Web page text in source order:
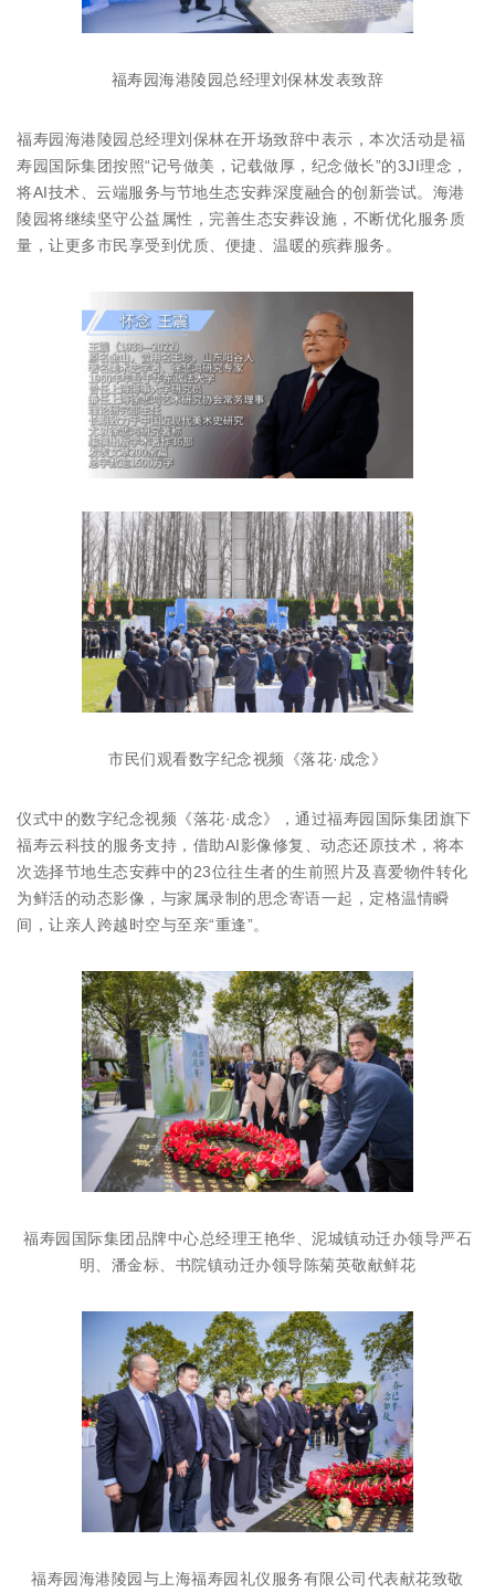
福寿园海港陵园总经理刘保林发表致辞
福寿园海港陵园总经理刘保林在开场致辞中表示，本次活动是福
寿园国际集团按照“记号做美，记载做厚，纪念做长”的3JI理念，
将AI技术、云端服务与节地生态安葬深度融合的创新尝试。海港
陵园将继续坚守公益属性，完善生态安葬设施，不断优化服务质
量，让更多市民享受到优质、便捷、温暖的殡葬服务。
市民们观看数字纪念视频《落花·成念》
仪式中的数字纪念视频《落花·成念》，通过福寿园国际集团旗下
福寿云科技的服务支持，借助AI影像修复、动态还原技术，将本
次选择节地生态安葬中的23位往生者的生前照片及喜爱物件转化
为鲜活的动态影像，与家属录制的思念寄语一起，定格温情瞬
间，让亲人跨越时空与至亲“重逢”。
福寿园国际集团品牌中心总经理王艳华、泥城镇动迁办领导严石
明、潘金标、书院镇动迁办领导陈菊英敬献鲜花
福寿园海港陵园与上海福寿园礼仪服务有限公司代表献花致敬